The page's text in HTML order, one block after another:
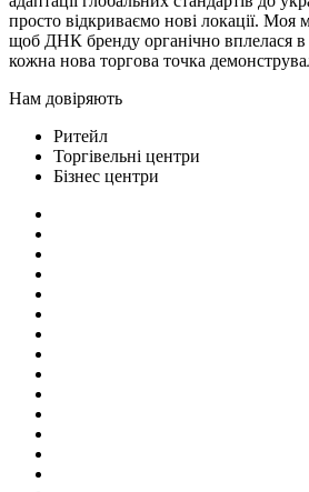
просто відкриваємо нові локації. Моя
щоб ДНК бренду органічно вплелася
кожна нова торгова точка
Нам довіряють
Ритейл
Торгівельні центри
Бізнес центри